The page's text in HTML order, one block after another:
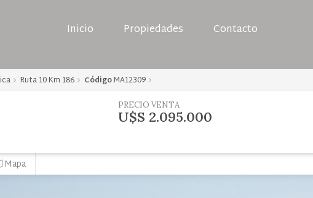
Inicio Propiedades Contacto
Ruta 10 Km 186 CódigoMA12309
PRECIO VENTA
U$S 2.095.000
Mapa